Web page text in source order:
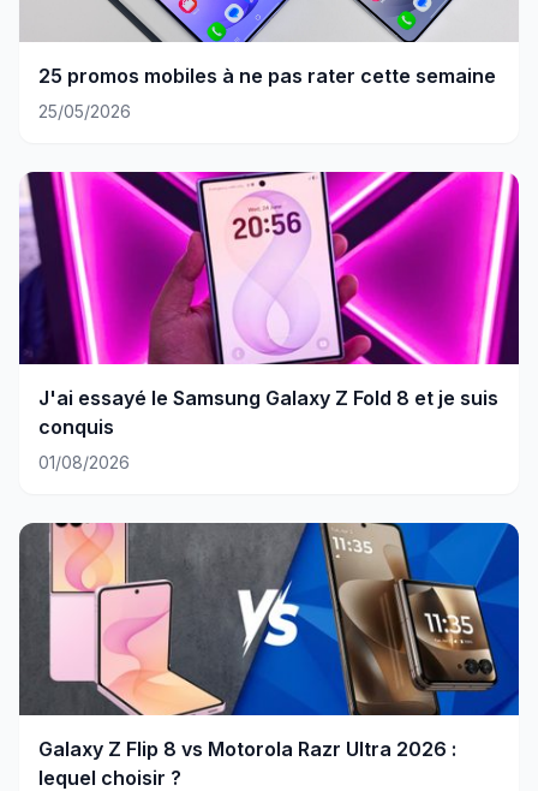
25 promos mobiles à ne pas rater cette semaine
25/05/2026
J'ai essayé le Samsung Galaxy Z Fold 8 et je suis
conquis
01/08/2026
Galaxy Z Flip 8 vs Motorola Razr Ultra 2026 :
lequel choisir ?